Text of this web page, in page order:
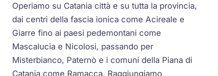
Operiamo su Catania città e su tutta la provincia,
dai centri della fascia ionica come Acireale e
Giarre fino ai paesi pedemontani come
Mascalucia e Nicolosi, passando per
Misterbianco, Paternò e i comuni della Piana di
Catania come Ramacca. Raggiungiamo